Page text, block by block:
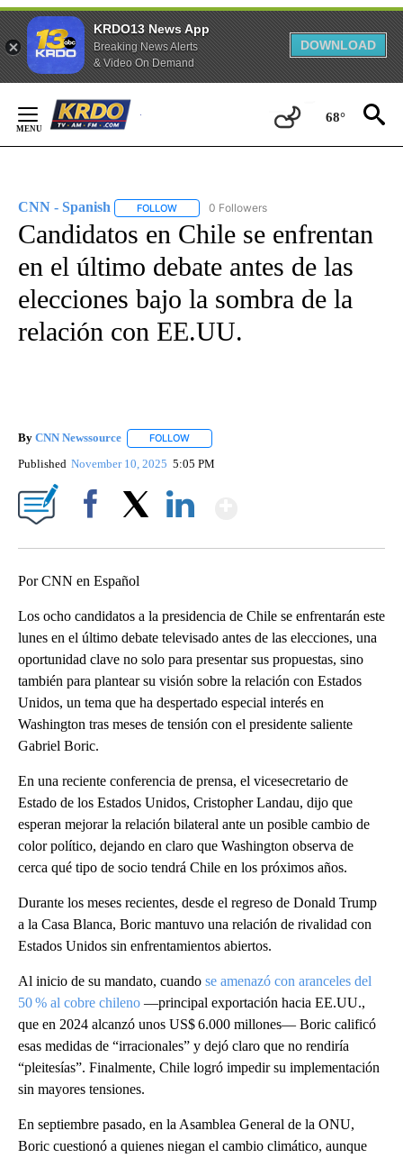
KRDO13 News App
Breaking News Alerts
& Video On Demand
DOWNLOAD
Content
68°
CNN - Spanish FOLLOW FOLLOW "CNN - SPANISH" TO RECEIVE
0 Followers
Candidatos en Chile se enfrentan
en el último debate antes de las
elecciones bajo la sombra de la
relación con EE.UU.
By CNN Newssource FOLLOW
Published November 10, 2025 5:05 PM
Por CNN en Español
Los ocho candidatos a la presidencia de Chile se enfrentarán este
lunes en el último debate televisado antes de las elecciones, una
oportunidad clave no solo para presentar sus propuestas, sino
también para plantear su visión sobre la relación con Estados
Unidos, un tema que ha despertado especial interés en
Washington tras meses de tensión con el presidente saliente
Gabriel Boric.
En una reciente conferencia de prensa, el vicesecretario de
Estado de los Estados Unidos, Cristopher Landau, dijo que
esperan mejorar la relación bilateral ante un posible cambio de
color político, dejando en claro que Washington observa de
cerca qué tipo de socio tendrá Chile en los próximos años.
Durante los meses recientes, desde el regreso de Donald Trump
a la Casa Blanca, Boric mantuvo una relación de rivalidad con
Estados Unidos sin enfrentamientos abiertos.
Al inicio de su mandato, cuando se amenazó con aranceles del
50 % al cobre chileno —principal exportación hacia EE.UU.,
que en 2024 alcanzó unos US$ 6.000 millones— Boric calificó
esas medidas de “irracionales” y dejó claro que no rendiría
“pleitesías”. Finalmente, Chile logró impedir su implementación
sin mayores tensiones.
En septiembre pasado, en la Asamblea General de la ONU,
Boric cuestionó a quienes niegan el cambio climático, aunque